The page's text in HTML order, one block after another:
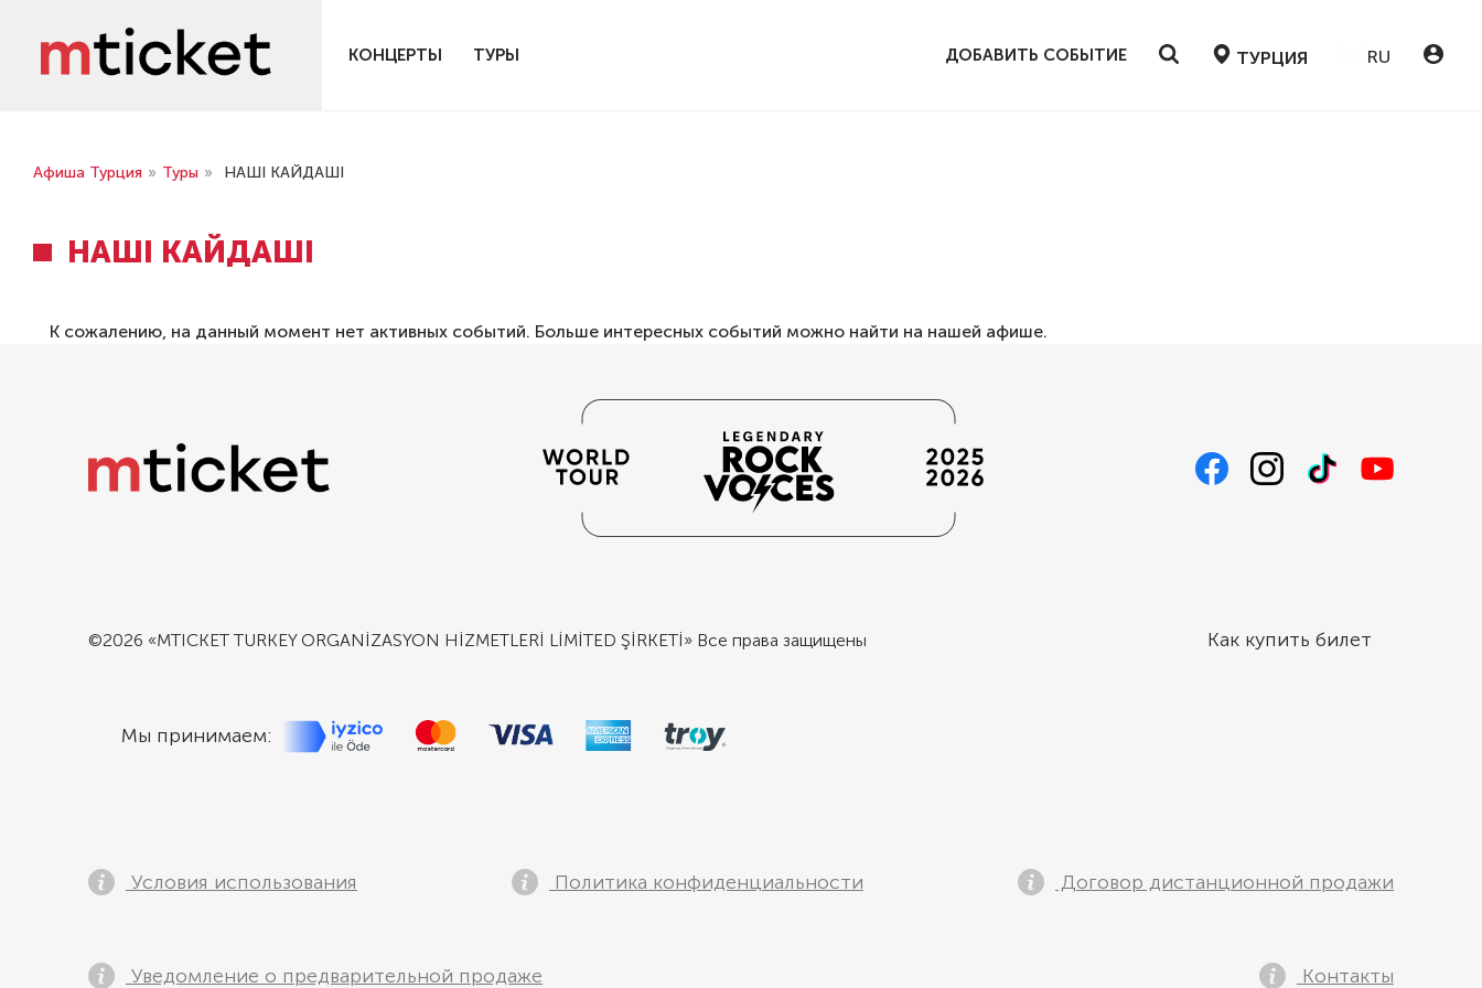
КОНЦЕРТЫ ТУРЫ ДОБАВИТЬ СОБЫТИЕ ТУРЦИЯ RU
Афиша Турция » Туры » НАШІ КАЙДАШІ
НАШІ КАЙДАШІ
К сожалению, на данный момент нет активных событий. Больше интересных событий можно найти на нашей афише.
©2026 «MTICKET TURKEY ORGANİZASYON HİZMETLERİ LİMİTED ŞİRKETİ» Все права защищены Как купить билет
Мы принимаем:
Условия использования Политика конфиденциальности Договор дистанционной продажи
Уведомление о предварительной продаже Контакты